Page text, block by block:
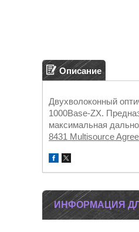
Описание
Двухволоконный
1000Base-ZX.
максимальная
8431 Multisource
ИНФОРМАЦИЯ